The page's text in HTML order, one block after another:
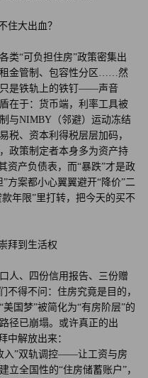
住大出血？
类“可负担住房”政策密集出
金管制、包容性分区……然
是铁轨上的铁钉——声音
在于：货币端，利率工具被
与NIMBY（邻避）运动冻结
税、资本利得税层层加码，
政策制定者本身多为资产持
资产负债表，而“暴跌”才是政
方案都小心翼翼避开“降价”二
年限”里打转，把今天的买不
拜到生活权
人、四份信用报告、三份赠
不得不问：住房究竟是目的，
国梦”被简化为“有房阶层”的
径已崩塌。或许真正的出
中解放出来：
入”双轨调控——让工资与房
立全国性的“住房储蓄账户”，